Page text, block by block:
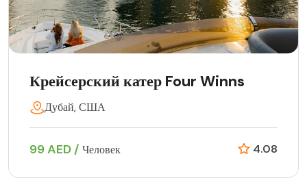
Крейсерский катер Four Winns
Дубай, США
99 AED / Человек 4.08